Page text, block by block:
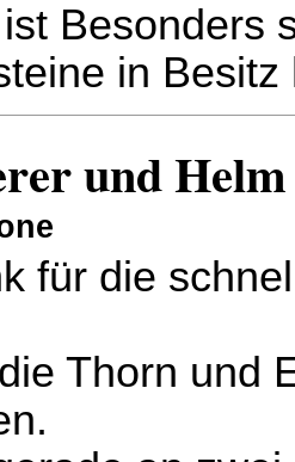
Besonders
in Besitz
und
für die
Thorn und